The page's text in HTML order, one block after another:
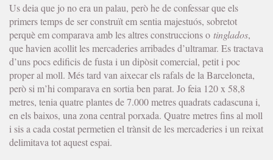
Us deia que jo no era un palau, però he de confessar que els
primers temps de ser construït em sentia majestuós, sobretot
perquè em comparava amb les altres construccions o tinglados,
que havien acollit les mercaderies arribades d’ultramar. Es tractava
d’uns pocs edificis de fusta i un dipòsit comercial, petit i poc
proper al moll. Més tard van aixecar els rafals de la Barceloneta,
però si m’hi comparava en sortia ben parat. Jo feia 120 x 58,8
metres, tenia quatre plantes de 7.000 metres quadrats cadascuna i,
en els baixos, una zona central porxada. Quatre metres fins al moll
i sis a cada costat permetien el trànsit de les mercaderies i un reixat
delimitava tot aquest espai.